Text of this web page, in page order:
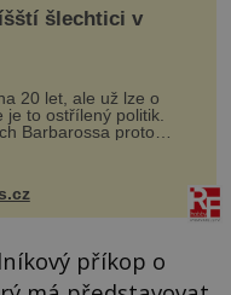
šlechtici v
20 let, ale už lze o
je to ostřílený politik.
Barbarossa proto
syna a dědice Jindřicha
aby se stal
při řešení sporu m...
příkop o